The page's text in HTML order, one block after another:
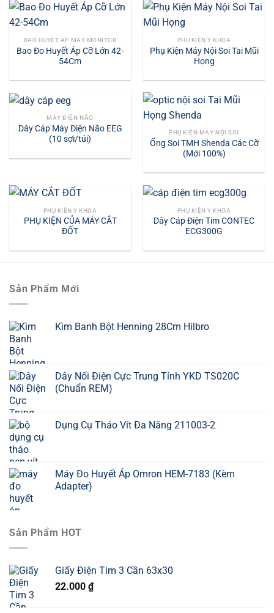
BAO HUYẾT ÁP MÁY MONITOR
Bao Đo Huyết Áp Cỡ Lớn 42-
54Cm
PHỤ KIỆN Y KHOA
Phụ Kiện Máy Nội Soi Tai Mũi
Họng
MÁY ĐIỆN NÃO
Dây Cáp Máy Điện Não EEG
(10 sợi/túi)
PHỤ KIỆN MÁY NỘI SOI
Ống Soi TMH Shenda Các Cỡ
(Mới 100%)
PHỤ KIỆN Y KHOA
PHỤ KIỆN CỦA MÁY CẮT
ĐỐT
PHỤ KIỆN Y KHOA
Dây Cáp Điện Tim CONTEC
ECG300G
Sản Phẩm Mới
Kìm Banh Bột Henning 28Cm Hilbro
Dây Nối Điện Cực Trung Tính YKD TS020C
(Chuẩn REM)
Dụng Cụ Tháo Vít Đa Năng 211003-2
Máy Đo Huyết Áp Omron HEM-7183 (Kèm
Adapter)
Sản Phẩm HOT
Giấy Điện Tim 3 Cần 63x30
22.000 ₫